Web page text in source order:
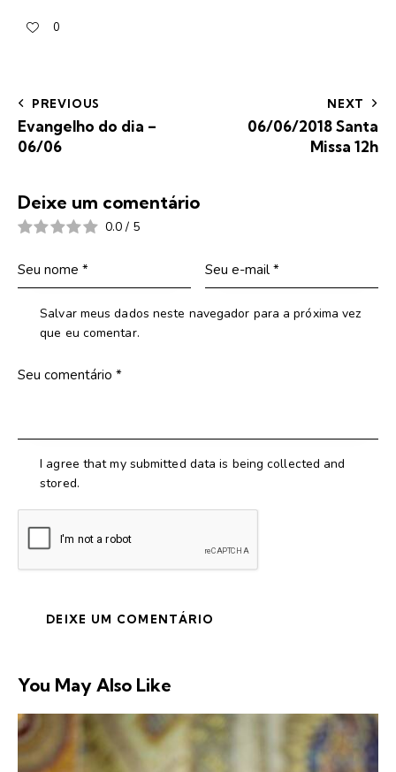
0
PREVIOUS
Evangelho do dia –
06/06
NEXT
06/06/2018 Santa
Missa 12h
Deixe um comentário
0.0 / 5
Salvar meus dados neste navegador para a próxima vez
que eu comentar.
I agree that my submitted data is being collected and
stored.
You May Also Like